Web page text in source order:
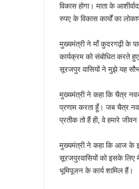
विकास होगा। माता के
रुपए के विकास कार्यों का
मुख्यमंत्री ने माँ कुदरगढ़ी के
कार्यक्रम को संबोधित करते
सूरजपुर वासियों ने मुझे यह
मुख्यमंत्री ने कहा कि चैत्र
प्रणाम करता हूँ। जब चैत्र
प्रतीक तो हैं ही, वे हमारे
मुख्यमंत्री ने कहा कि आज के
सूरजपुरवासियों को इसके लिए
भूमिपूजन के कार्य शामिल हैं।